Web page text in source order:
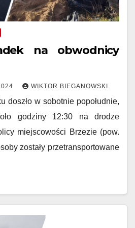
na obwodnicy
WIKTOR BIEGANOWSKI
doszło w sobotnie popołudnie,
godziny 12:30 na drodze
miejscowości Brzezie (pow.
zostały przetransportowane